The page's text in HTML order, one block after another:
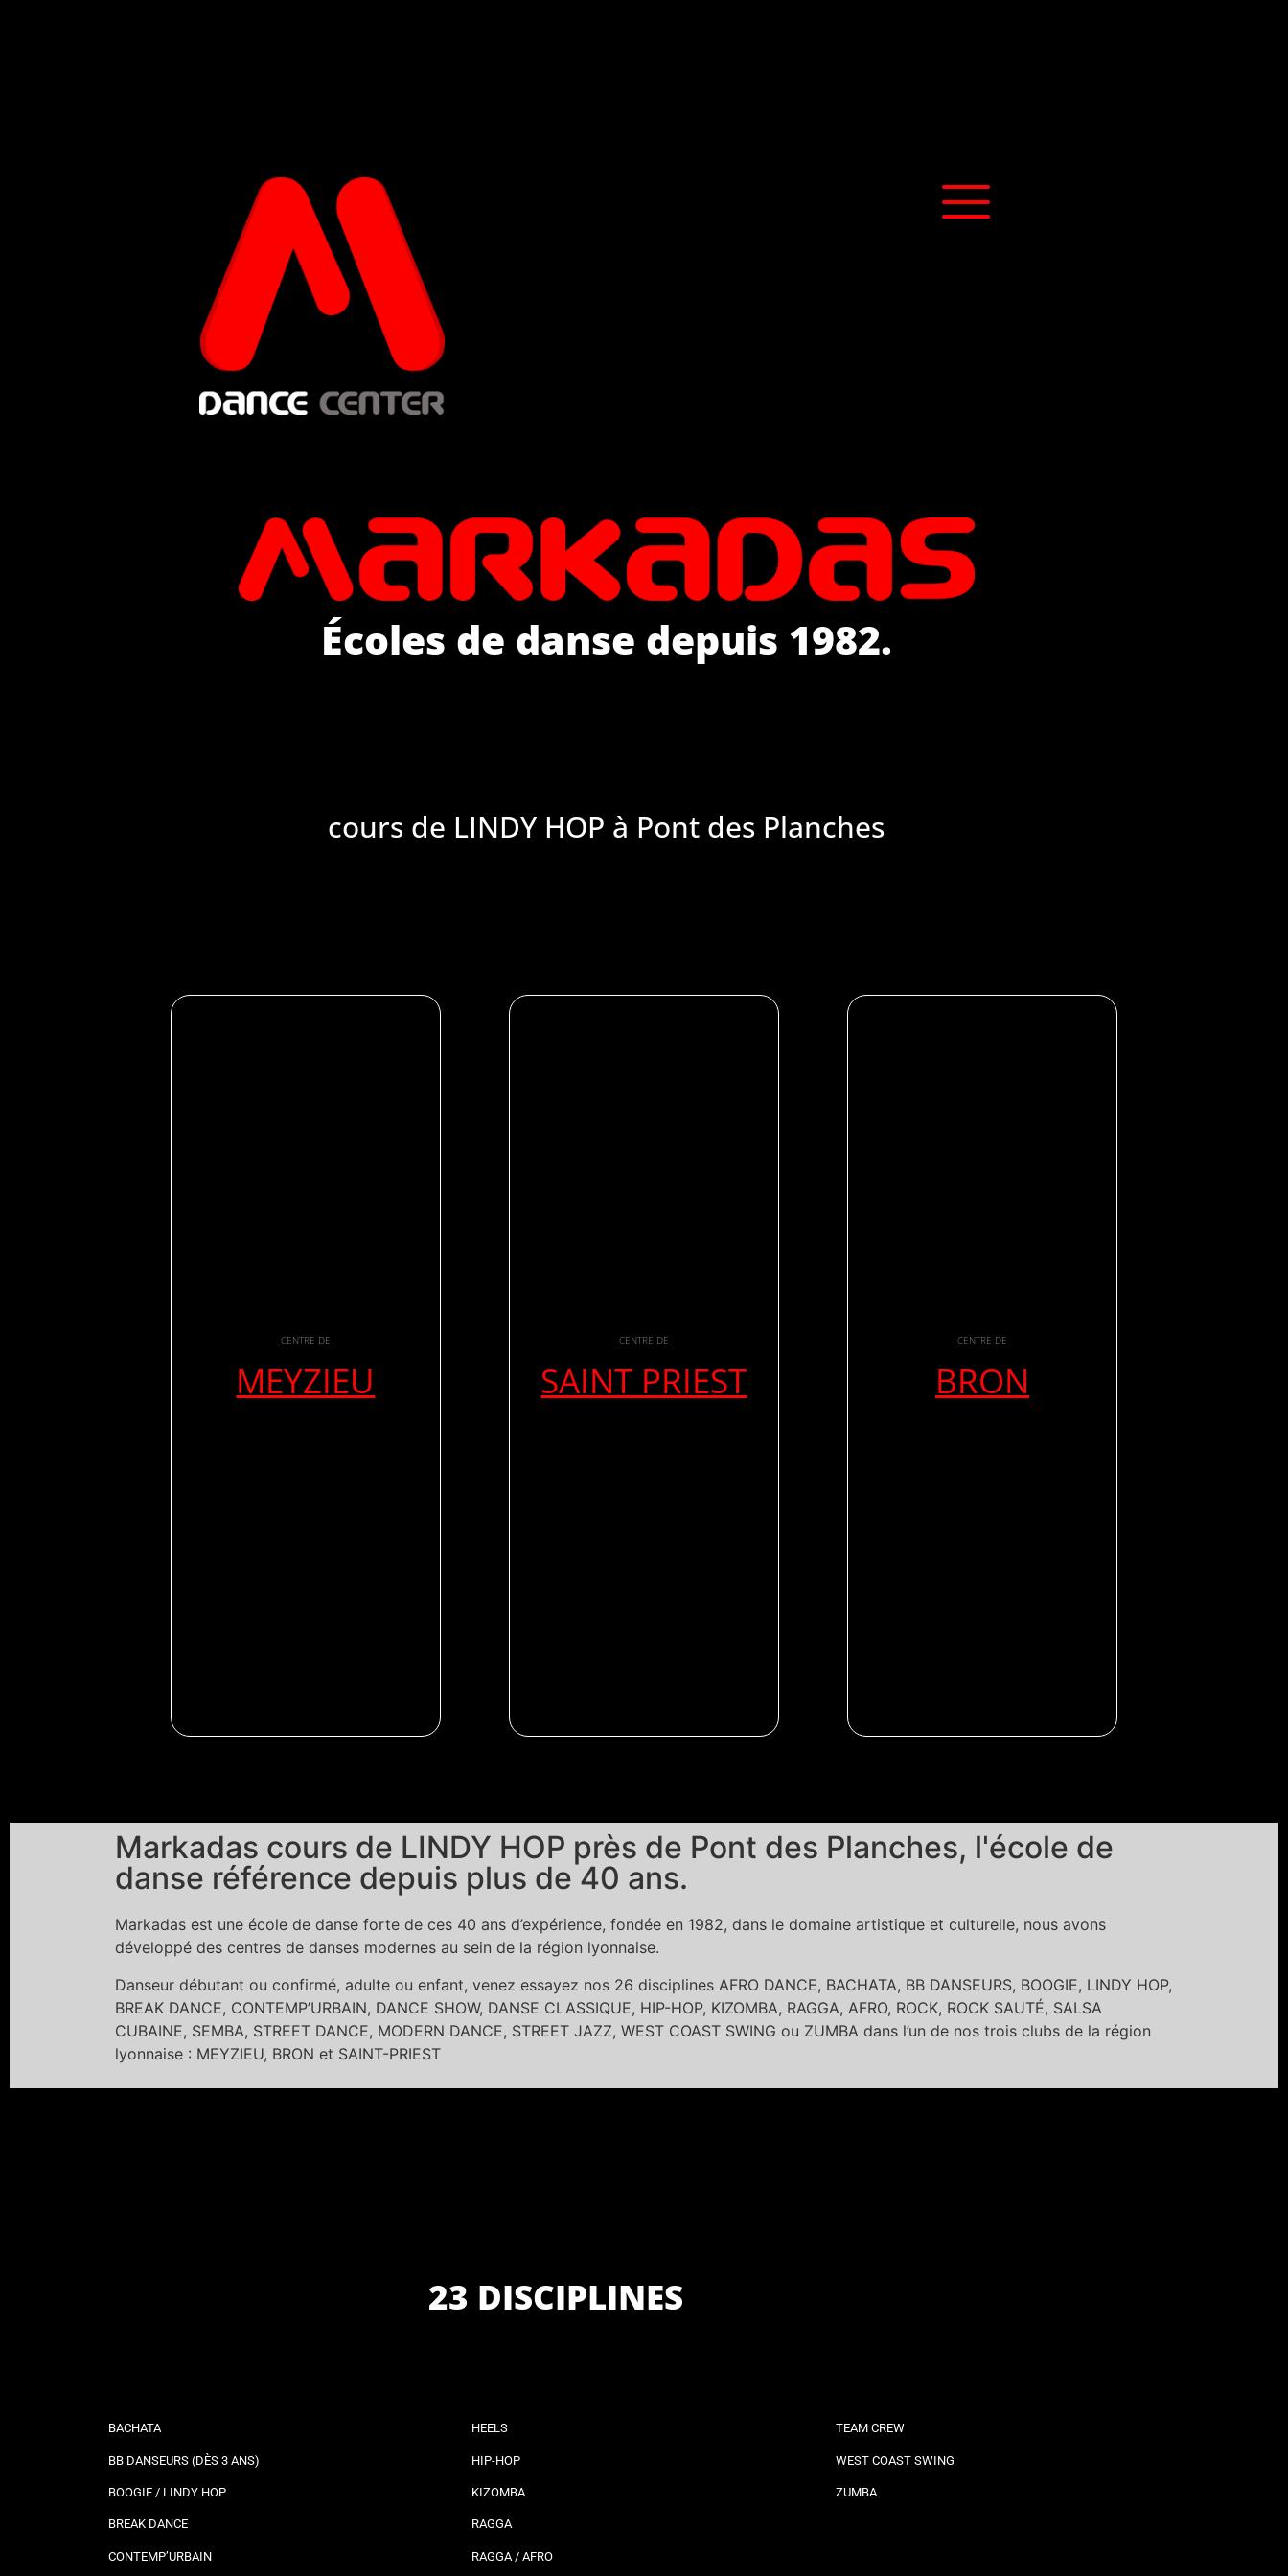
Écoles de danse depuis 1982.
cours de LINDY HOP à Pont des Planches
CENTRE DE
MEYZIEU
CENTRE DE
SAINT PRIEST
CENTRE DE
BRON
Markadas cours de LINDY HOP près de Pont des Planches, l'école de
danse référence depuis plus de 40 ans.
Markadas est une école de danse forte de ces 40 ans d’expérience, fondée en 1982, dans le domaine artistique et culturelle, nous avons
développé des centres de danses modernes au sein de la région lyonnaise.
Danseur débutant ou confirmé, adulte ou enfant, venez essayez nos 26 disciplines AFRO DANCE, BACHATA, BB DANSEURS, BOOGIE, LINDY HOP,
BREAK DANCE, CONTEMP’URBAIN, DANCE SHOW, DANSE CLASSIQUE, HIP-HOP, KIZOMBA, RAGGA, AFRO, ROCK, ROCK SAUTÉ, SALSA
CUBAINE, SEMBA, STREET DANCE, MODERN DANCE, STREET JAZZ, WEST COAST SWING ou ZUMBA dans l’un de nos trois clubs de la région
lyonnaise : MEYZIEU, BRON et SAINT-PRIEST
23 DISCIPLINES
BACHATA
BB DANSEURS (DÈS 3 ANS)
BOOGIE / LINDY HOP
BREAK DANCE
CONTEMP’URBAIN
HEELS
HIP-HOP
KIZOMBA
RAGGA
RAGGA / AFRO
TEAM CREW
WEST COAST SWING
ZUMBA